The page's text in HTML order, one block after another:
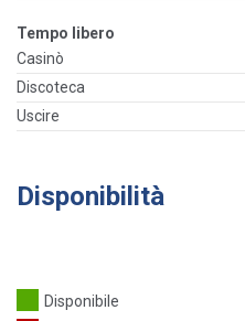
Tempo libero
Casinò
Discoteca
Uscire
Disponibilità
Disponibile